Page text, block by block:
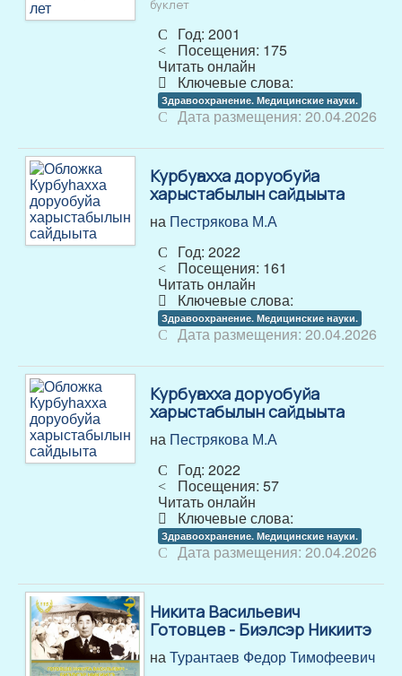
буклет
Год: 2001
Посещения: 175
Читать онлайн
Ключевые слова:
Здравоохранение. Медицинские науки.
Дата размещения: 20.04.2026
Курбуһахха доруобуйа
харыстабылын сайдыыта
на Пестрякова М.А
Год: 2022
Посещения: 161
Читать онлайн
Ключевые слова:
Здравоохранение. Медицинские науки.
Дата размещения: 20.04.2026
Курбуһахха доруобуйа
харыстабылын сайдыыта
на Пестрякова М.А
Год: 2022
Посещения: 57
Читать онлайн
Ключевые слова:
Здравоохранение. Медицинские науки.
Дата размещения: 20.04.2026
Никита Васильевич
Готовцев - Биэлсэр Никиитэ
наТурантаев Федор Тимофеевич